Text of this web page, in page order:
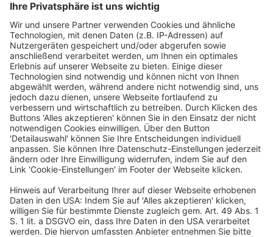
sich VOK DAMS mit derzeit 300 Mitarbeitern an 19 Standorten in
12 Ländern international weiterentwickelt. Seit jeher ist es seine
besondere Leidenschaft, innovative Entwicklungen in der
Kommunikation voranzutreiben, die Potenziale neuer
Technologien zu entdecken und Neuland zu betreten. Damit
ebnet er konsequent den Weg für VOK DAMS als Innovator in
Live-Marketing und Events, und immer dann, wenn es darum
geht, Wow-Momente zu inszenieren und Menschen zu
begeistern, sei es virtuell oder live, persönlich oder remote.
Ein Business-Event von